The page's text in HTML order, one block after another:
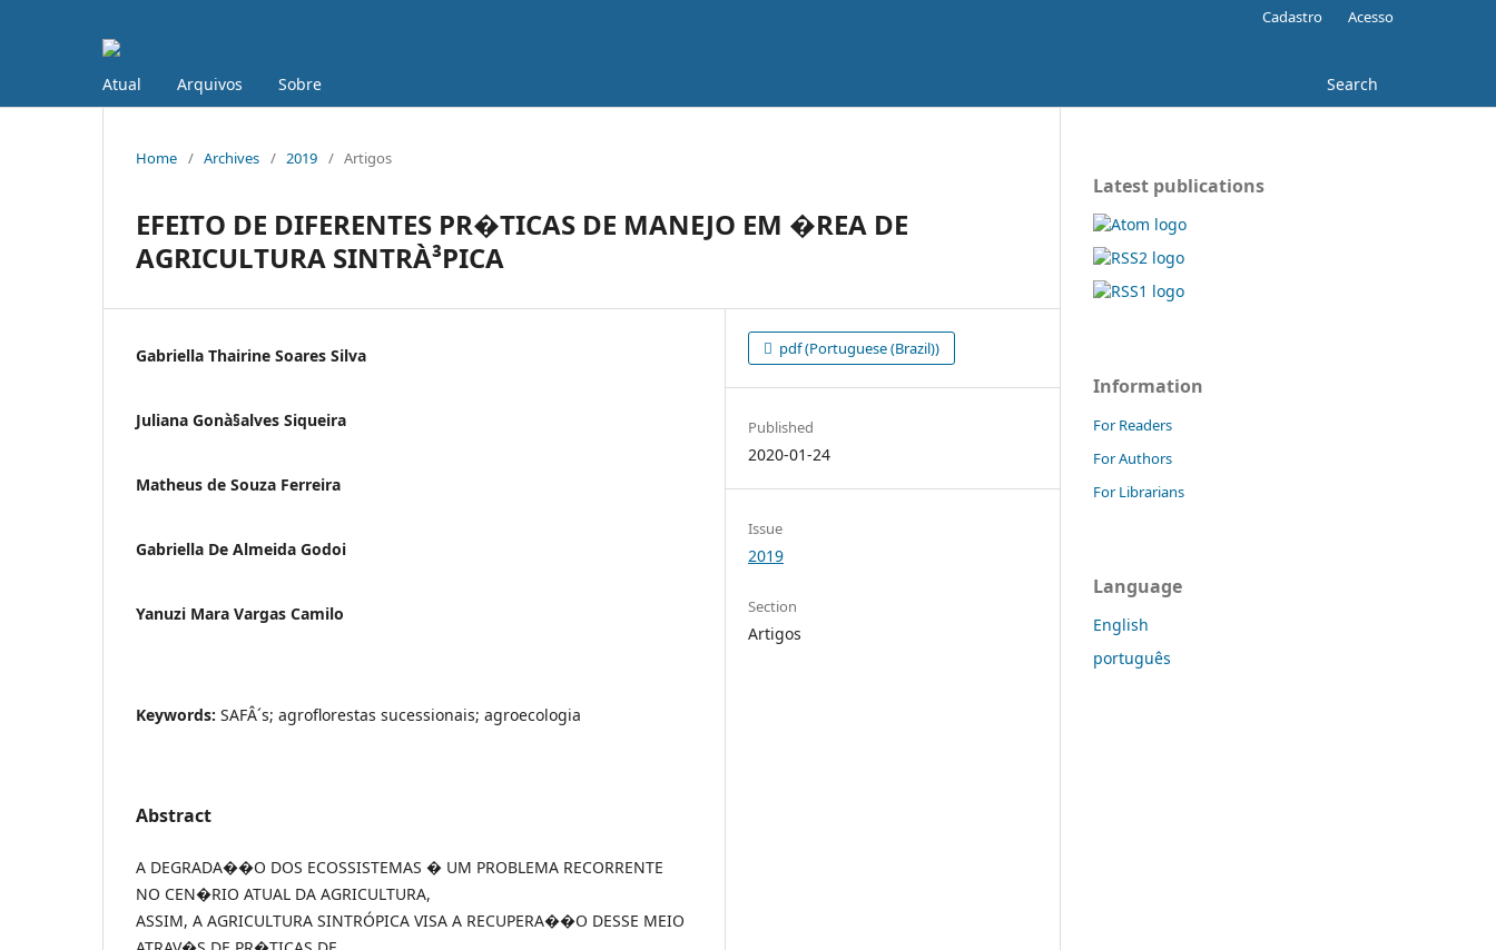
Atual Arquivos Sobre Search
Cadastro Acesso
Home / Archives / 2019 / Artigos
EFEITO DE DIFERENTES PR�TICAS DE MANEJO EM �REA DE
AGRICULTURA SINTRÀ³PICA
Gabriella Thairine Soares Silva
Juliana Gonà§alves Siqueira
Matheus de Souza Ferreira
Gabriella De Almeida Godoi
Yanuzi Mara Vargas Camilo
Keywords: SAFÂ´s; agroflorestas sucessionais; agroecologia
Abstract
A DEGRADA��O DOS ECOSSISTEMAS � UM PROBLEMA RECORRENTE
NO CEN�RIO ATUAL DA AGRICULTURA,
ASSIM, A AGRICULTURA SINTRÓPICA VISA A RECUPERA��O DESSE MEIO
pdf (Portuguese (Brazil))
Published
2020-01-24
Issue
2019
Section
Artigos
Latest publications
Information
For Readers
For Authors
For Librarians
Language
English
português